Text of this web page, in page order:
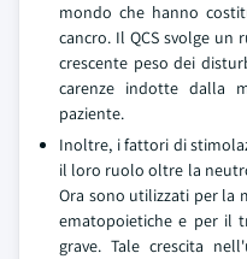
mondo che hanno
cancro. Il QCS svolge un
crescente peso dei
carenze indotte dalla
paziente.
Inoltre, i fattori di
il loro ruolo oltre la
Ora sono utilizzati per la
ematopoietiche e per il
grave. Tale crescita